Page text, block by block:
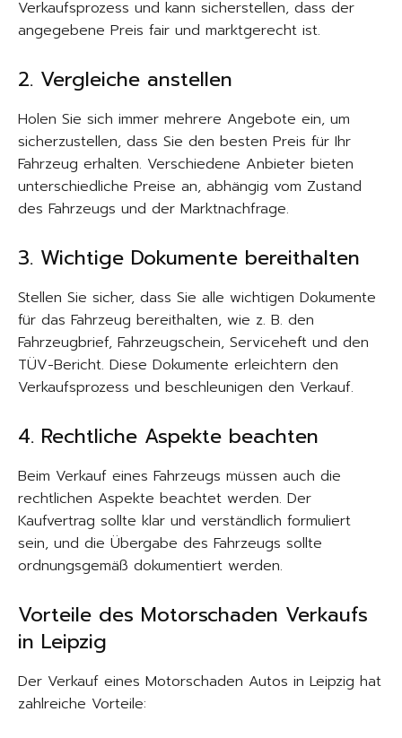
Verkaufsprozess und kann sicherstellen, dass der
angegebene Preis fair und marktgerecht ist.
2. Vergleiche anstellen
Holen Sie sich immer mehrere Angebote ein, um
sicherzustellen, dass Sie den besten Preis für Ihr
Fahrzeug erhalten. Verschiedene Anbieter bieten
unterschiedliche Preise an, abhängig vom Zustand
des Fahrzeugs und der Marktnachfrage.
3. Wichtige Dokumente bereithalten
Stellen Sie sicher, dass Sie alle wichtigen Dokumente
für das Fahrzeug bereithalten, wie z. B. den
Fahrzeugbrief, Fahrzeugschein, Serviceheft und den
TÜV-Bericht. Diese Dokumente erleichtern den
Verkaufsprozess und beschleunigen den Verkauf.
4. Rechtliche Aspekte beachten
Beim Verkauf eines Fahrzeugs müssen auch die
rechtlichen Aspekte beachtet werden. Der
Kaufvertrag sollte klar und verständlich formuliert
sein, und die Übergabe des Fahrzeugs sollte
ordnungsgemäß dokumentiert werden.
Vorteile des Motorschaden Verkaufs
in Leipzig
Der Verkauf eines Motorschaden Autos in Leipzig hat
zahlreiche Vorteile: